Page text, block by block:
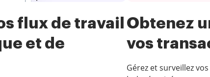
flux de travail
et de
Obtenez
vos
Gérez et surveillez